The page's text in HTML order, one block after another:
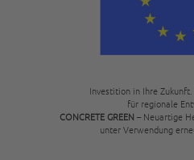
Investition in Ihre Zukunft.
für regionale
CONCRETE GREEN – Neuartige
unter Verwendung